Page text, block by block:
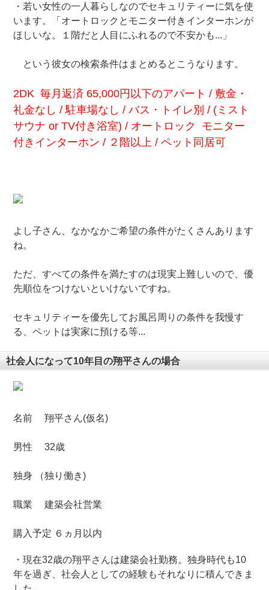
・若い女性の一人暮らしなのでセキュリティーに気を使
います。「オートロックとモニター付きインターホンが
ほしいな。１階だと人目にふれるので不安かも...」
という彼女の検索条件はまとめるとこうなります。
2DK 毎月返済 65,000円以下のアパート / 敷金・
礼金なし / 駐車場なし / バス・トイレ別 / (ミスト
サウナ or TV付き浴室) / オートロック モニター
付きインターホン / ２階以上 / ペット同居可
よし子さん、なかなかご希望の条件がたくさんあります
ね。
ただ、すべての条件を満たすのは現実上難しいので、優
先順位をつけないといけないですね。
セキュリティーを優先してお風呂周りの条件を我慢す
る、ペットは実家に預ける等...
社会人になって10年目の翔平さんの場合
名前 翔平さん(仮名)
男性 32歳
独身 （独り働き)
職業 建築会社営業
購入予定 ６ヵ月以内
・現在32歳の翔平さんは建築会社勤務。独身時代も10
年を過ぎ、社会人としての経験もそれなりに積んできま